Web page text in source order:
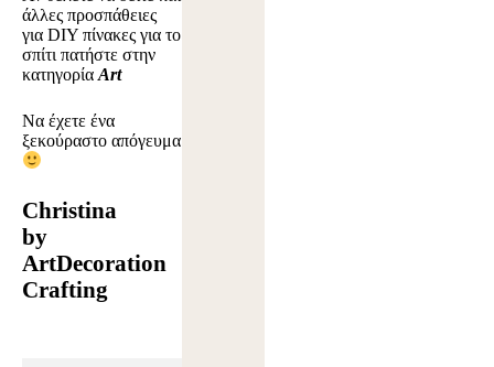
άλλες προσπάθειες
για DIY πίνακες για το
σπίτι πατήστε στην
κατηγορία Art
Να έχετε ένα
ξεκούραστο απόγευμα
Christina
by
ArtDecoration
Crafting